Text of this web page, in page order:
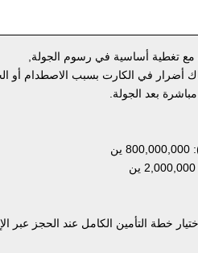
مع تغطية أساسية في رسوم الجولة,
أضرار في الكارت بسبب الاصطدام أو
خطة التأمين الكامل عند الحجز عبر